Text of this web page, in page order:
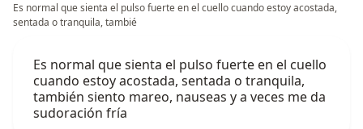
Es normal que sienta el pulso fuerte en el cuello cuando estoy acostada,
sentada o tranquila, tambié
Es normal que sienta el pulso fuerte en el cuello
cuando estoy acostada, sentada o tranquila,
también siento mareo, nauseas y a veces me da
sudoración fría